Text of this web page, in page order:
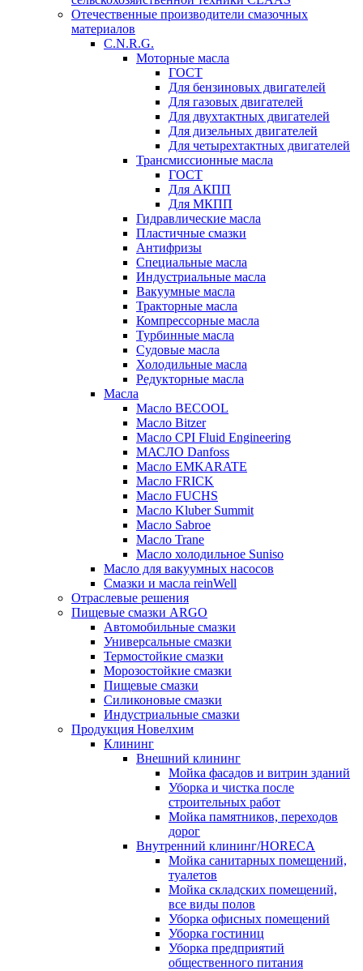
Отечественные производители смазочных
материалов
C.N.R.G.
Моторные масла
ГОСТ
Для бензиновых двигателей
Для газовых двигателей
Для двухтактных двигателей
Для дизельных двигателей
Для четырехтактных двигателей
Трансмиссионные масла
ГОСТ
Для АКПП
Для МКПП
Гидравлические масла
Пластичные смазки
Антифризы
Специальные масла
Индустриальные масла
Вакуумные масла
Тракторные масла
Компрессорные масла
Турбинные масла
Судовые масла
Холодильные масла
Редукторные масла
Масла
Масло BECOOL
Масло Bitzer
Масло CPI Fluid Engineering
МАСЛО Danfoss
Масло EMKARATE
Масло FRICK
Масло FUCHS
Масло Kluber Summit
Масло Sabroe
Масло Trane
Масло холодильное Suniso
Масло для вакуумных насосов
Смазки и масла reinWell
Отраслевые решения
Пищевые смазки ARGO
Автомобильные смазки
Универсальные смазки
Термостойкие смазки
Морозостойкие смазки
Пищевые смазки
Силиконовые смазки
Индустриальные смазки
Продукция Новелхим
Клининг
Внешний клининг
Мойка фасадов и витрин зданий
Уборка и чистка после
строительных работ
Мойка памятников, переходов
дорог
Внутренний клининг/HORECA
Мойка санитарных помещений,
туалетов
Мойка складских помещений,
все виды полов
Уборка офисных помещений
Уборка гостиниц
Уборка предприятий
общественного питания